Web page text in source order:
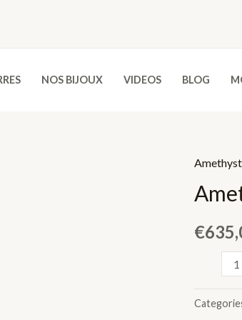
NOS BIJOUX VIDEOS BLOG
€
Amethyste
-